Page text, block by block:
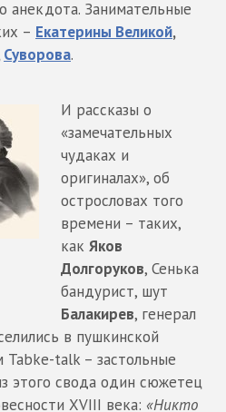
анекдота. Занимательные
– Екатерины Великой,
Суворова.
И рассказы о
«замечательных
чудаках и
оригиналах», об
острословах того
времени – таких,
как Яков
Долгоруков, Сенька
бандурист, шут
Балакирев, генерал
в пушкинской
talk – застольные
этого свода один сюжетец
XVIII века: «Никто